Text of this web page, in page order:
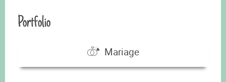
Portfolio
Mariage